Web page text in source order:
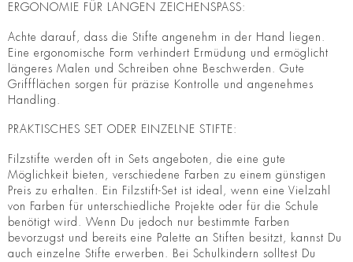
ERGONOMIE FÜR LANGEN ZEICHENSPASS:
Achte darauf, dass die Stifte angenehm in der Hand liegen.
Eine ergonomische Form verhindert Ermüdung und ermöglicht
längeres Malen und Schreiben ohne Beschwerden. Gute
Griffflächen sorgen für präzise Kontrolle und angenehmes
Handling.
PRAKTISCHES SET ODER EINZELNE STIFTE:
Filzstifte werden oft in Sets angeboten, die eine gute
Möglichkeit bieten, verschiedene Farben zu einem günstigen
Preis zu erhalten. Ein Filzstift-Set ist ideal, wenn eine Vielzahl
von Farben für unterschiedliche Projekte oder für die Schule
benötigt wird. Wenn Du jedoch nur bestimmte Farben
bevorzugst und bereits eine Palette an Stiften besitzt, kannst Du
auch einzelne Stifte erwerben. Bei Schulkindern solltest Du